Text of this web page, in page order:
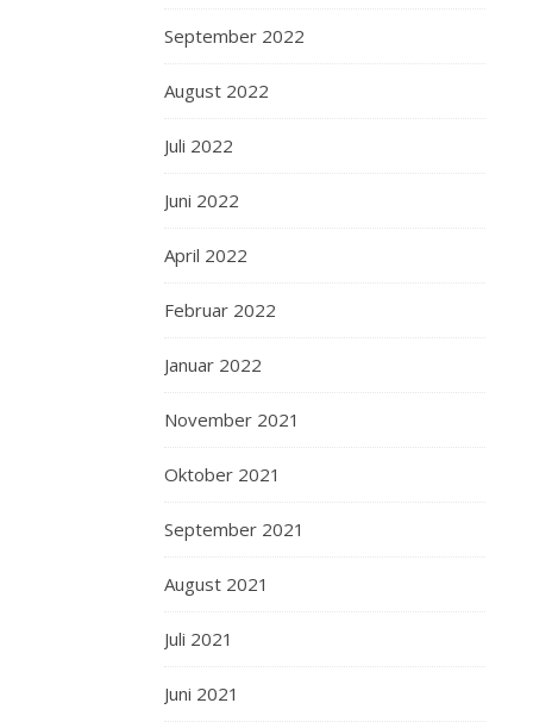
September 2022
August 2022
Juli 2022
Juni 2022
April 2022
Februar 2022
Januar 2022
November 2021
Oktober 2021
September 2021
August 2021
Juli 2021
Juni 2021